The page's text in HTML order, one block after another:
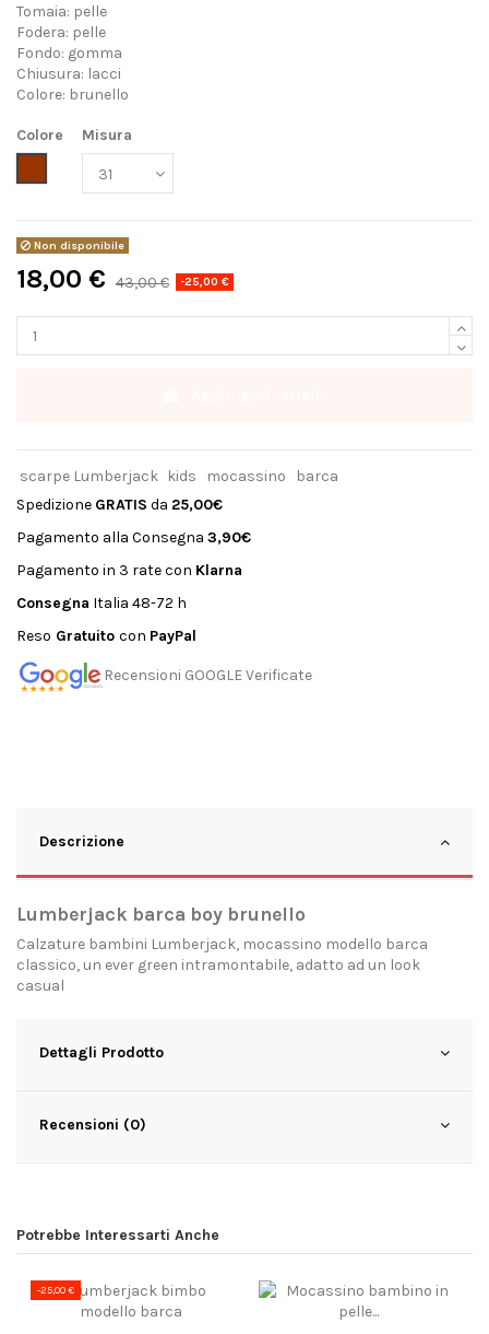
Tomaia: pelle
Fodera: pelle
Fondo: gomma
Chiusura: lacci
Colore: brunello
Colore
Misura
Non disponibile
18,00 € 43,00 € -25,00 €
scarpe Lumberjack kids mocassino
barca
Spedizione GRATIS da 25,00€
Pagamento alla Consegna 3,90€
Pagamento in 3 rate con Klarna
Consegna Italia 48-72 h
Reso Gratuito con PayPal
Recensioni GOOGLE Verificate
Descrizione
Lumberjack barca boy brunello
Calzature bambini Lumberjack, mocassino modello barca
classico, un ever green intramontabile, adatto ad un look
casual
Dettagli Prodotto
Recensioni (0)
Potrebbe Interessarti Anche
-25,00 €